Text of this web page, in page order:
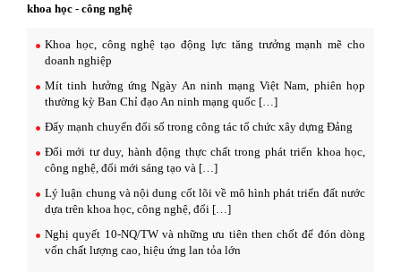
khoa học - công nghệ
Khoa học, công nghệ tạo động lực tăng trưởng mạnh mẽ cho
doanh nghiệp
Mít tinh hưởng ứng Ngày An ninh mạng Việt Nam, phiên họp
thường kỳ Ban Chỉ đạo An ninh mạng quốc […]
Đẩy mạnh chuyển đổi số trong công tác tổ chức xây dựng Đảng
Đổi mới tư duy, hành động thực chất trong phát triển khoa học,
công nghệ, đổi mới sáng tạo và […]
Lý luận chung và nội dung cốt lõi về mô hình phát triển đất nước
dựa trên khoa học, công nghệ, đổi […]
Nghị quyết 10-NQ/TW và những ưu tiên then chốt để đón dòng
vốn chất lượng cao, hiệu ứng lan tỏa lớn